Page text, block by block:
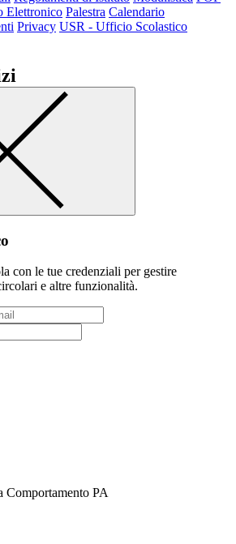
Elettronico Palestra Calendario
Privacy USR - Ufficio Scolastico
con le tue credenziali per gestire
e altre funzionalità.
Comportamento PA